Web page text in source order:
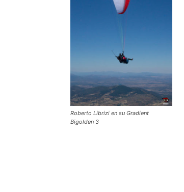
Roberto Librizi en su Gradient
Bigolden 3